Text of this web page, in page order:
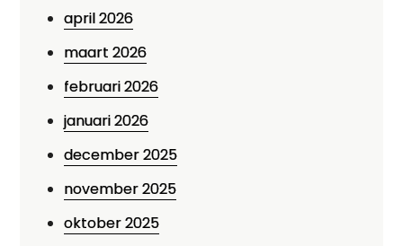
april 2026
maart 2026
februari 2026
januari 2026
december 2025
november 2025
oktober 2025